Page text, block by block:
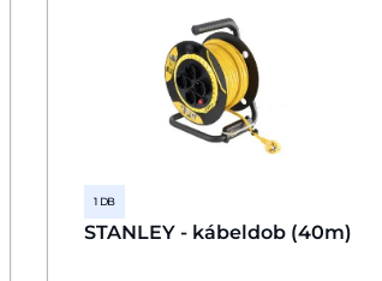
1 DB
STANLEY - kábeldob (40m)